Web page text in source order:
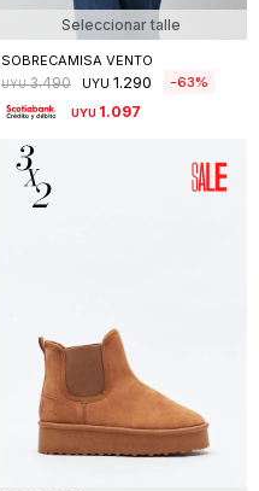
Seleccionar talle
SOBRECAMISA VENTO
UYU 3.490 UYU 1.290 63
UYU 1.097